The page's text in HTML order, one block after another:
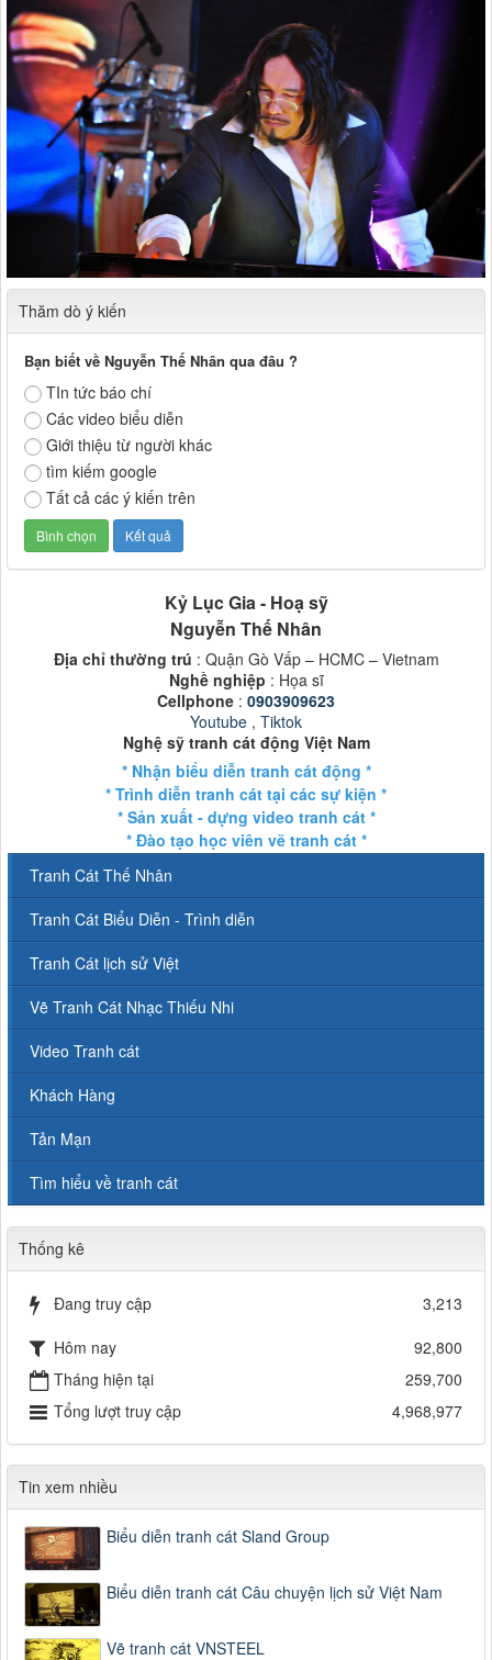
Thăm dò ý kiến
Bạn biết về Nguyễn Thế Nhân qua đâu ?
TIn tức báo chí
Các video biểu diễn
Giới thiệu từ người khác
tìm kiếm google
Tất cả các ý kiến trên
Kỷ Lục Gia - Hoạ sỹ
Nguyễn Thế Nhân
Địa chỉ thường trú : Quận Gò Vấp – HCMC – Vietnam
Nghề nghiệp : Họa sĩ
Cellphone : 0903909623
Youtube , Tiktok
Nghệ sỹ tranh cát động Việt Nam
* Nhận biểu diễn tranh cát động *
* Trình diễn tranh cát tại các sự kiện *
* Sản xuất - dựng video tranh cát *
* Đào tạo học viên vẽ tranh cát *
Tranh Cát Thế Nhân
Tranh Cát Biểu Diễn - Trình diễn
Tranh Cát lịch sử Việt
Vẽ Tranh Cát Nhạc Thiếu Nhi
Video Tranh cát
Khách Hàng
Tản Mạn
Tìm hiểu về tranh cát
Thống kê
Đang truy cập
3,213
Hôm nay
92,800
Tháng hiện tại
259,700
Tổng lượt truy cập
4,968,977
Tin xem nhiều
Biểu diễn tranh cát Sland Group
Biểu diễn tranh cát Câu chuyện lịch sử Việt Nam
Vẽ tranh cát VNSTEEL